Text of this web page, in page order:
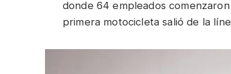
donde 64 empleados
primera motocicleta salió de la